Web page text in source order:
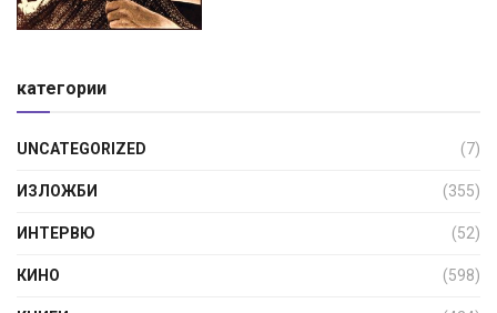
категории
UNCATEGORIZED (7)
ИЗЛОЖБИ (355)
ИНТЕРВЮ (52)
КИНО (598)